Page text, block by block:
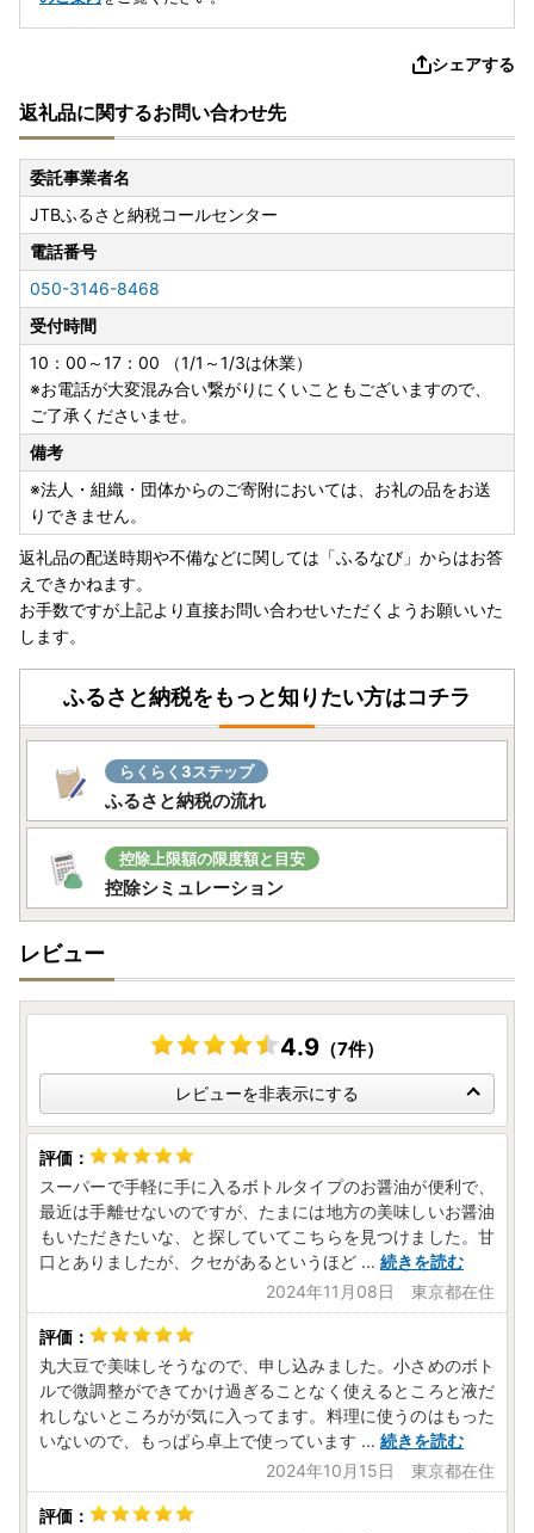
シェアする
返礼品に関するお問い合わせ先
委託事業者名
JTBふるさと納税コールセンター
電話番号
050-3146-8468
受付時間
10：00～17：00 （1/1～1/3は休業）
※お電話が大変混み合い繋がりにくいこともございますので、
ご了承くださいませ。
備考
※法人・組織・団体からのご寄附においては、お礼の品をお送
りできません。
返礼品の配送時期や不備などに関しては「ふるなび」からはお答
えできかねます。
お手数ですが上記より直接お問い合わせいただくようお願いいた
します。
ふるさと納税をもっと知りたい方はコチラ
らくらく3ステップ
ふるさと納税の流れ
控除上限額の限度額と目安
控除シミュレーション
レビュー
4.9 （7件）
レビューを非表示にする
スーパーで手軽に手に入るボトルタイプのお醤油が便利で、
最近は手離せないのですが、たまには地方の美味しいお醤油
もいただきたいな、と探していてこちらを見つけました。甘
口とありましたが、クセがあるというほど ... 続きを読む
2024年11月08日 東京都在住
丸大豆で美味しそうなので、申し込みました。小さめのボト
ルで微調整ができてかけ過ぎることなく使えるところと液だ
れしないところがが気に入ってます。料理に使うのはもった
いないので、もっぱら卓上で使っています ... 続きを読む
2024年10月15日 東京都在住